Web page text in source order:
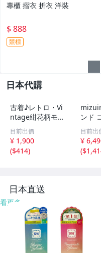
專櫃 摺衣 折衣 洋裝
$ 888
競標
日本代購
古着♪レトロ・Vi
ntage紺花柄モッ
ズワンピ♪70s60s
70年代60年代ヴ
ィンテージ日本製
Japan昭和ロマン
り
目前出價
¥ 1,900
($414)
ンド
ース
ピー
ミズ
-
目前出
¥
(
日本直送
看更多